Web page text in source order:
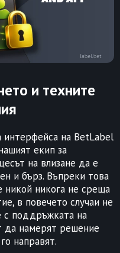
и техните
интерфейса на BetLabel
екип за
на влизане да е
и бърз. Въпреки това
никой никога не среща
в повечето случаи не
с поддръжката на
да намерят решение
направят.